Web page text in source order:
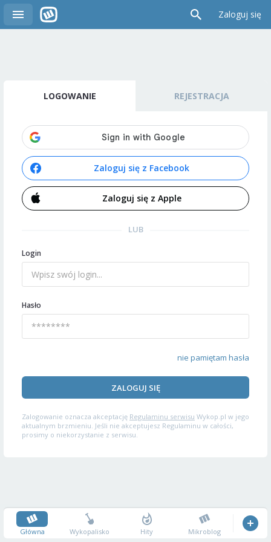
Zaloguj się
LOGOWANIE REJESTRACJA
Zaloguj się z Facebook
Zaloguj się z Apple
LUB
Login
Hasło
nie pamiętam hasła
ZALOGUJ SIĘ
Zalogowanie oznacza akceptację Regulaminu serwisu Wykop.pl w jego
aktualnym brzmieniu. Jeśli nie akceptujesz Regulaminu w całości,
prosimy o niekorzystanie z serwisu.
Główna Wykopalisko Hity Mikroblog